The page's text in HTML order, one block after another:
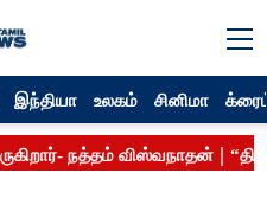
இந்தியா உலகம் சினிமா